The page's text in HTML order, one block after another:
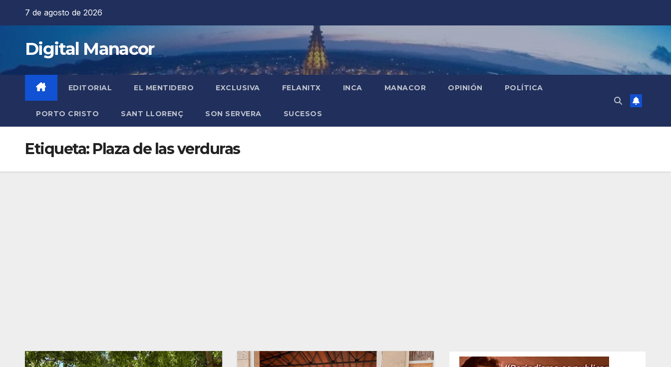
7 de agosto de 2026
Digital Manacor
EDITORIAL EL MENTIDERO EXCLUSIVA FELANITX INCA MANACOR OPINIÓN POLÍTICA
PORTO CRISTO SANT LLORENÇ SON SERVERA SUCESOS
Etiqueta: Plaza de las verduras